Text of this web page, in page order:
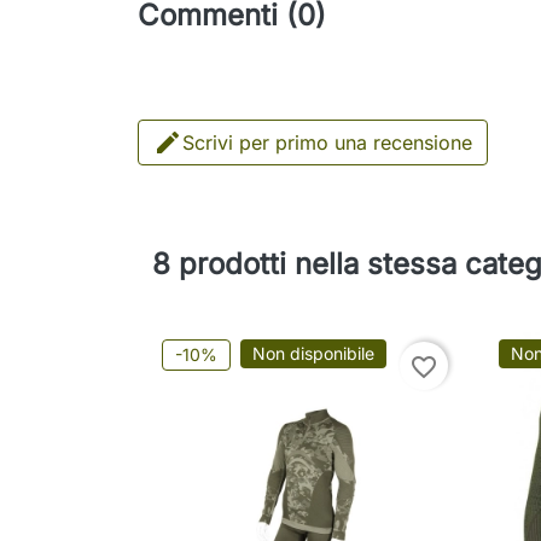
Commenti (0)
 Scrivi per primo una recensione
8 prodotti nella stessa
-10% Non disponibile favorite_border